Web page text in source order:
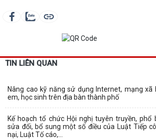
TIN LIÊN QUAN
Nâng cao kỹ năng sử dụng Internet, mạng
em, học sinh trên địa bàn thành phố
Kế hoạch tổ chức Hội nghị tuyên truyền, phổ
sửa đổi, bổ sung một số điều của Luật Tiếp
nại, Luật Tố cáo,...